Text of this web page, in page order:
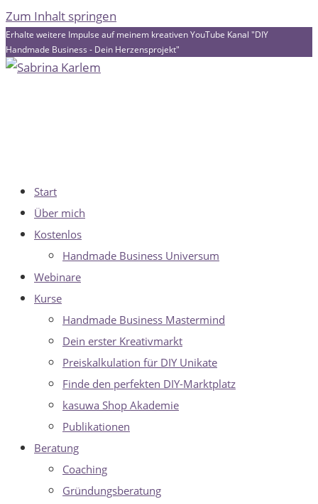
Zum Inhalt springen
Erhalte weitere Impulse auf meinem kreativen YouTube Kanal "DIY
Handmade Business - Dein Herzensprojekt"
Start
Über mich
Kostenlos
Handmade Business Universum
Webinare
Kurse
Handmade Business Mastermind
Dein erster Kreativmarkt
Preiskalkulation für DIY Unikate
Finde den perfekten DIY-Marktplatz
kasuwa Shop Akademie
Publikationen
Beratung
Coaching
Gründungsberatung